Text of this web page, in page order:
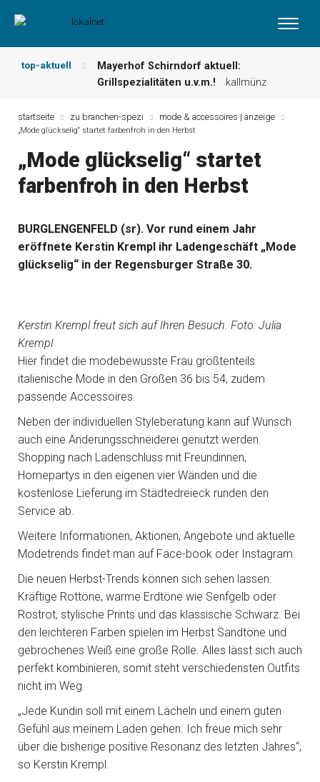
top-aktuell
Mayerhof Schirndorf aktuell:
Grillspezialitäten u.v.m.!
kallmünz
und mehr …
burglengenfeld
Der „deutsche Michel“ muss nun
kommentare & serien &
leserbriefe
Maxhütter Fischladen: Unser aktuelles
Region!
angebote vor ort | anzeige
Metzgerei Hummel: Aktuelles
Wochenangebot! maxhütte-haidhof
startseite zu branchen-spezi mode & accessoires | anzeige
„Mode glückselig“ startet farbenfroh in den Herbst
„Mode glückselig“ startet
farbenfroh in den Herbst
BURGLENGENFELD (sr). Vor rund einem Jahr
eröffnete Kerstin Krempl ihr Ladengeschäft „Mode
glückselig“ in der Regensburger Straße 30.
Kerstin Krempl freut sich auf Ihren Besuch. Foto: Julia
Krempl
Hier findet die modebewusste Frau größtenteils
italienische Mode in den Größen 36 bis 54, zudem
passende Accessoires.
Neben der individuellen Styleberatung kann auf Wunsch
auch eine Änderungsschneiderei genutzt werden.
Shopping nach Ladenschluss mit Freundinnen,
Homepartys in den eigenen vier Wänden und die
kostenlose Lieferung im Städtedreieck runden den
Service ab.
Weitere Informationen, Aktionen, Angebote und aktuelle
Modetrends findet man auf Face-book oder Instagram.
Die neuen Herbst-Trends können sich sehen lassen:
Kräftige Rottöne, warme Erdtöne wie Senfgelb oder
Rostrot, stylische Prints und das klassische Schwarz. Bei
den leichteren Farben spielen im Herbst Sandtöne und
gebrochenes Weiß eine große Rolle. Alles lässt sich auch
perfekt kombinieren, somit steht verschiedensten Outfits
nicht im Weg.
„Jede Kundin soll mit einem Lächeln und einem guten
Gefühl aus meinem Laden gehen. Ich freue mich sehr
über die bisherige positive Resonanz des letzten Jahres“,
so Kerstin Krempl.